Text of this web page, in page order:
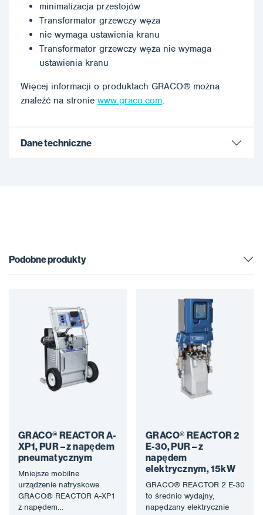
minimalizacja przestojów
Transformator grzewczy węża
nie wymaga ustawienia kranu
Transformator grzewczy węża nie wymaga
ustawienia kranu
Więcej informacji o produktach GRACO® można
znaleźć na stronie www.graco.com.
Dane techniczne
Podobne produkty
GRACO® REACTOR A-
XP1, PUR – z napędem
pneumatycznym
Mniejsze mobilne
urządzenie natryskowe
GRACO® REACTOR A-XP1
z napędem
GRACO® REACTOR 2
E-30, PUR – z
napędem
elektrycznym, 15kW
GRACO® REACTOR 2 E-30
to średnio wydajny,
napędzany elektrycznie